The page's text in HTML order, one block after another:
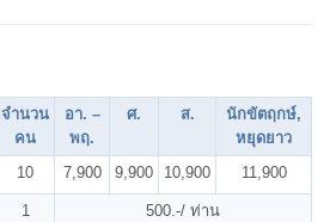
จำนวน
คน
อา. –
พฤ.
ศ. ส.
นักขัตฤกษ์,
หยุดยาว
10 7,900 9,900 10,900 11,900
1 500.-/ ท่าน